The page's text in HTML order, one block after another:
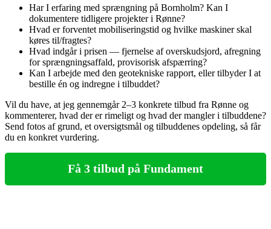
Har I erfaring med sprængning på Bornholm? Kan I
dokumentere tidligere projekter i Rønne?
Hvad er forventet mobiliseringstid og hvilke maskiner skal
køres til/fragtes?
Hvad indgår i prisen — fjernelse af overskudsjord, afregning
for sprængningsaffald, provisorisk afspærring?
Kan I arbejde med den geotekniske rapport, eller tilbyder I at
bestille én og indregne i tilbuddet?
Vil du have, at jeg gennemgår 2–3 konkrete tilbud fra Rønne og
kommenterer, hvad der er rimeligt og hvad der mangler i tilbuddene?
Send fotos af grund, et oversigtsmål og tilbuddenes opdeling, så får
du en konkret vurdering.
Få 3 tilbud på Fundament